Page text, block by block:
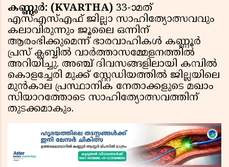
കണ്ണൂർ: (KVARTHA) 33-ാമത്
എസ്എസ്എഫ് ജില്ലാ സാഹിത്യോത്സവവും
കലാവിരുന്നും ജൂലൈ ഒന്നിന്
ആരംഭിക്കുമെന്ന് ഭാരവാഹികൾ കണ്ണൂർ
പ്രസ് ക്ലബ്ബിൽ വാർത്താസമ്മേളനത്തിൽ
അറിയിച്ചു. അഞ്ച് ദിവസങ്ങളിലായി കമ്പിൽ
കൊളച്ചേരി മുക്ക് സ്റ്റേഡിയത്തിൽ ജില്ലയിലെ
മുൻകാല പ്രസ്ഥാനിക നേതാക്കളുടെ മഖാം
സിയാറത്തോടെ സാഹിത്യോത്സവത്തിന്
തുടക്കമാകും.